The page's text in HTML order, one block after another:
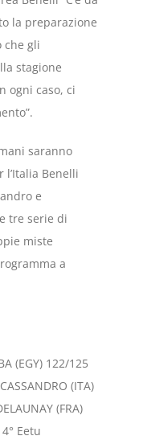
la preparazione
che gli
stagione
ogni caso, ci
saranno
l’Italia Benelli
e
tre serie di
miste
a
(EGY) 122/125
(ITA)
(FRA)
Eetu